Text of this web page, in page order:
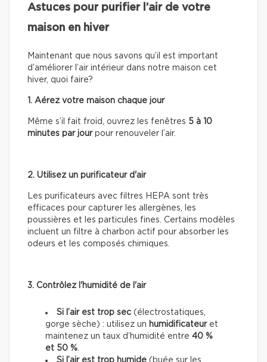
Astuces pour purifier l’air de votre
maison en hiver
Maintenant que nous savons qu’il est important
d’améliorer l’air intérieur dans notre maison cet
hiver, quoi faire?
1. Aérez votre maison chaque jour
Même s’il fait froid, ouvrez les fenêtres 5 à 10
minutes par jourpour renouveler l’air.
2. Utilisez un purificateur d'air
Les purificateurs avec filtres HEPA sont très
efficaces pour capturer les allergènes, les
poussières et les particules fines. Certains modèles
incluent un filtre à charbon actif pour absorber les
odeurs et les composés chimiques.
3. Contrôlez l'humidité de l'air
Si l’air est trop sec (électrostatiques,
gorge sèche) : utilisez un humidificateuret
maintenez un taux d’humidité entre 40 %
et 50 %.